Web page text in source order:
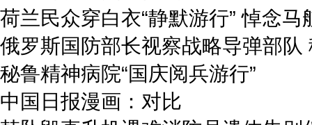
荷兰民众穿白衣“静默游行” 悼念马
俄罗斯国防部长视察战略导弹部
秘鲁精神病院“国庆阅兵游行”
中国日报漫画：对比